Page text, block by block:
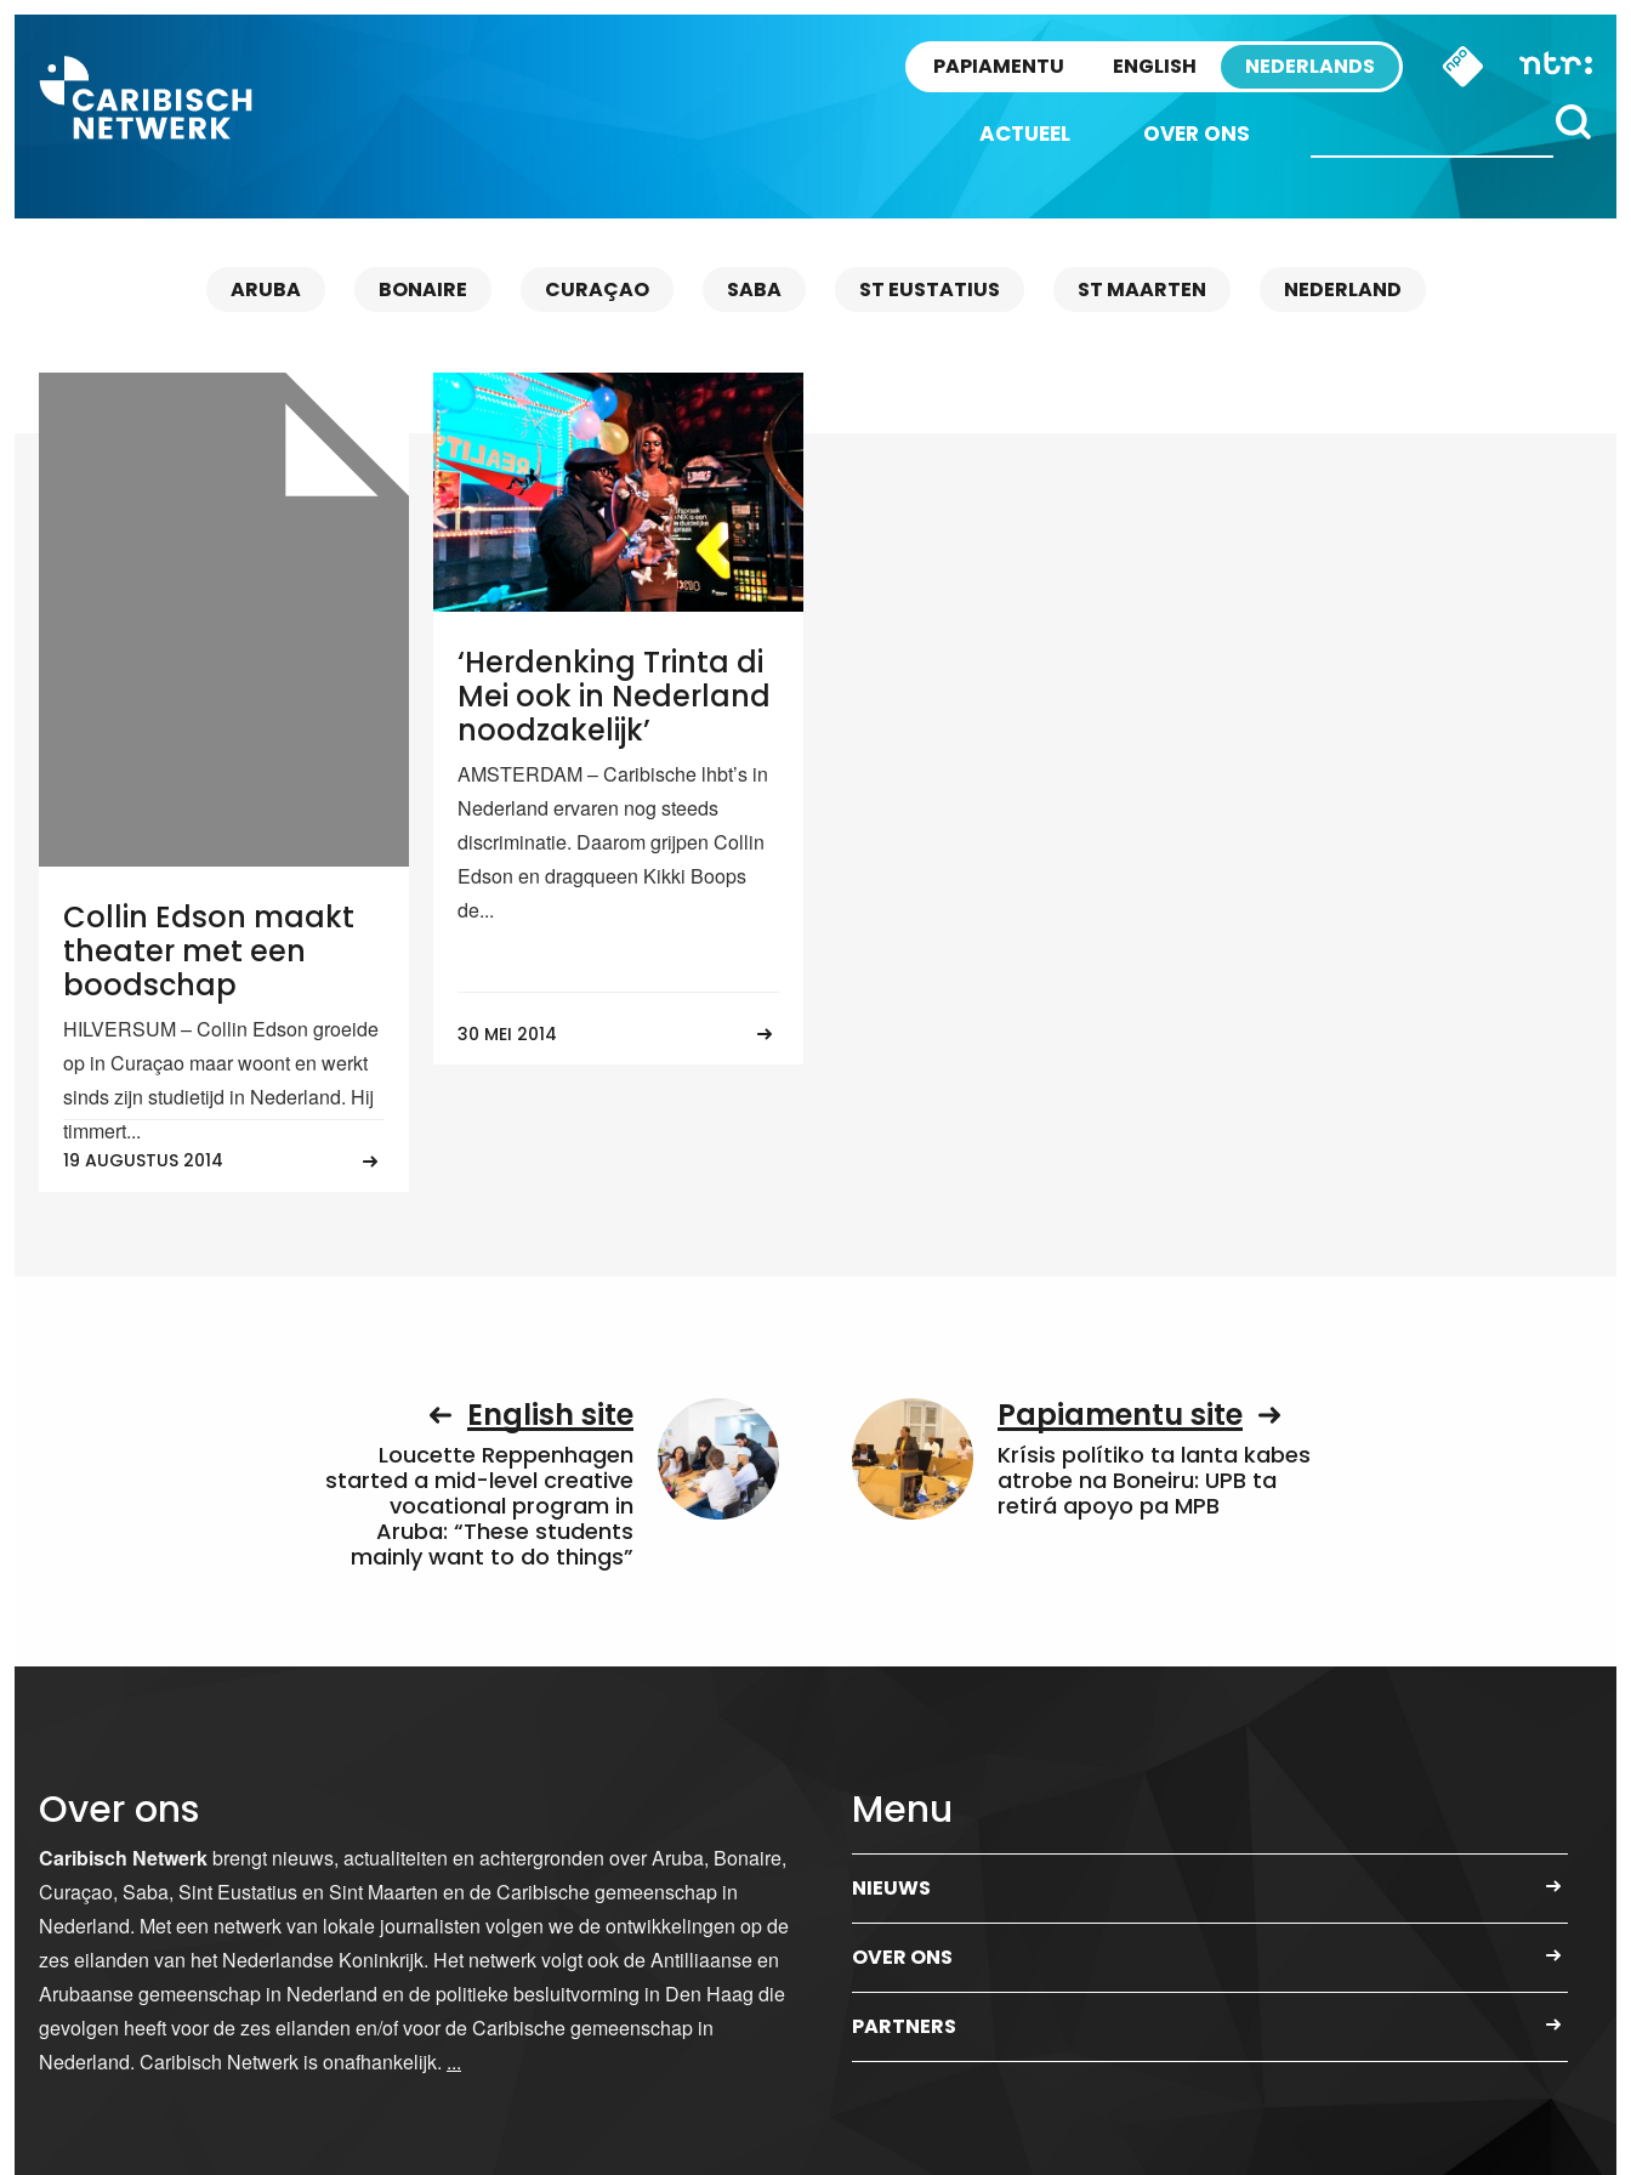
PAPIAMENTU ENGLISH NEDERLANDS
ACTUEEL OVER ONS
ARUBA BONAIRE CURAÇAO SABA ST EUSTATIUS ST MAARTEN NEDERLAND
Collin Edson maakt
theater met een
boodschap
HILVERSUM – Collin Edson groeide
op in Curaçao maar woont en werkt
sinds zijn studietijd in Nederland. Hij
timmert...
19 AUGUSTUS 2014
‘Herdenking Trinta di
Mei ook in Nederland
noodzakelijk’
AMSTERDAM – Caribische lhbt’s in
Nederland ervaren nog steeds
discriminatie. Daarom grijpen Collin
Edson en dragqueen Kikki Boops
de...
30 MEI 2014
English site
Loucette Reppenhagen
started a mid-level creative
vocational program in
Aruba: “These students
mainly want to do things”
Papiamentu site
Krísis polítiko ta lanta kabes
atrobe na Boneiru: UPB ta
retirá apoyo pa MPB
Over ons
Caribisch Netwerkbrengt nieuws, actualiteiten en achtergronden over Aruba, Bonaire,
Curaçao, Saba, Sint Eustatius en Sint Maarten en de Caribische gemeenschap in
Nederland. Met een netwerk van lokale journalisten volgen we de ontwikkelingen op de
zes eilanden van het Nederlandse Koninkrijk. Het netwerk volgt ook de Antilliaanse en
Arubaanse gemeenschap in Nederland en de politieke besluitvorming in Den Haag die
gevolgen heeft voor de zes eilanden en/of voor de Caribische gemeenschap in
Nederland. Caribisch Netwerk is onafhankelijk. ...
Menu
NIEUWS
OVER ONS
PARTNERS